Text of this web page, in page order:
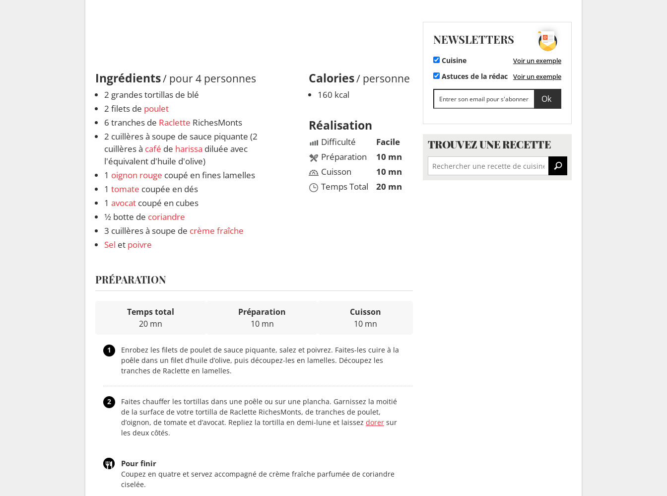
Ingrédients/ pour 4 personnes
2 grandes tortillas de blé
2 filets de poulet
6 tranches de Raclette RichesMonts
2 cuillères à soupe de sauce piquante (2
cuillères à café de harissa diluée avec
l'équivalent d'huile d'olive)
1 oignon rouge coupé en fines lamelles
1 tomate coupée en dés
1 avocat coupé en cubes
1⁄2 botte de coriandre
3 cuillères à soupe de crème fraîche
Sel et poivre
Calories/ personne
160 kcal
Réalisation
Difficulté
Préparation
Cuisson
Temps Total
Facile
10 mn
10 mn
20 mn
PRÉPARATION
Temps total
20 mn
Préparation
10 mn
Cuisson
10 mn
1
Enrobez les filets de poulet de sauce piquante, salez et poivrez. Faites-les cuire à la
poêle dans un filet d’huile d’olive, puis découpez-les en lamelles. Découpez les
tranches de Raclette en lamelles.
2
Faites chauffer les tortillas dans une poêle ou sur une plancha. Garnissez la moitié
de la surface de votre tortilla de Raclette RichesMonts, de tranches de poulet,
d’oignon, de tomate et d’avocat. Repliez la tortilla en demi-lune et laissez dorer sur
les deux côtés.
Pour finir
Coupez en quatre et servez accompagné de crème fraîche parfumée de coriandre
ciselée.
NEWSLETTERS
Cuisine Voir un exemple
Astuces de la rédac Voir un exemple
TROUVEZ UNE RECETTE